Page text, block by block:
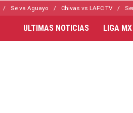
Se va Aguayo Chivas vs LAFC TV
ULTIMAS NOTICIAS LIGA MX